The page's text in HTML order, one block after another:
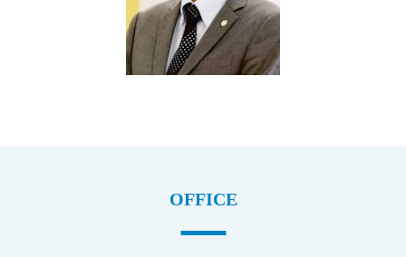
OFFICE